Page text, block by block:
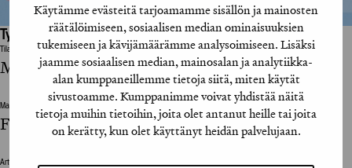
Käytämme evästeitä tarjoamamme sisällön ja mainosten
räätälöimiseen, sosiaalisen median ominaisuuksien
tukemiseen ja kävijämäärämme analysoimiseen. Lisäksi
jaamme sosiaalisen median, mainosalan ja analytiikka-
alan kumppaneillemme tietoja siitä, miten käytät
sivustoamme. Kumppanimme voivat yhdistää näitä
tietoja muihin tietoihin, joita olet antanut heille tai joita
on kerätty, kun olet käyttänyt heidän palvelujaan.
Työhön osallistuneet henkilöt / tahot:
Tilaaja
Muru Baby
Mainostoimisto
Folk Finland
Art Director